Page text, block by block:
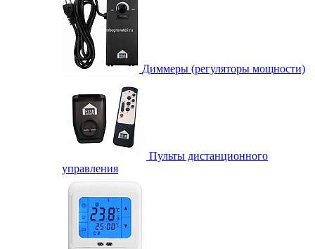
Диммеры (регуляторы мощности)
Пульты дистанционного
управления